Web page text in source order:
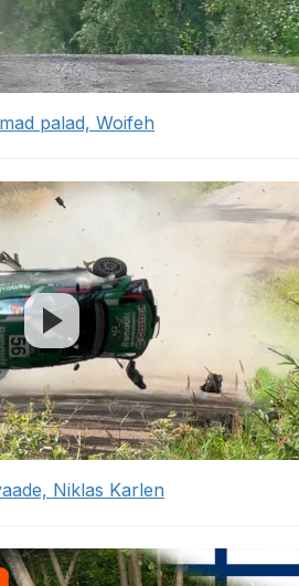
palad, Woifeh
Niklas Karlen